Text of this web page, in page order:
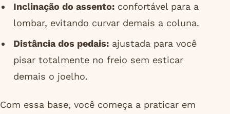
Inclinação do assento:confortável para a
lombar, evitando curvar demais a coluna.
Distância dos pedais:ajustada para você
pisar totalmente no freio sem esticar
demais o joelho.
Com essa base, você começa a praticar em